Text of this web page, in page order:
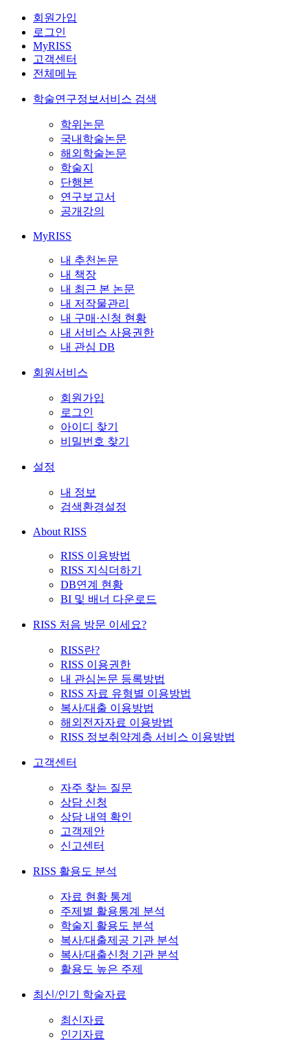
회원가입
로그인
MyRISS
고객센터
전체메뉴
학술연구정보서비스 검색
학위논문
국내학술논문
해외학술논문
학술지
단행본
연구보고서
공개강의
MyRISS
내 추천논문
내 책장
내 최근 본 논문
내 저작물관리
내 구매·신청 현황
내 서비스 사용권한
내 관심 DB
회원서비스
회원가입
로그인
아이디 찾기
비밀번호 찾기
설정
내 정보
검색환경설정
About RISS
RISS 이용방법
RISS 지식더하기
DB연계 현황
BI 및 배너 다운로드
RISS 처음 방문 이세요?
RISS란?
RISS 이용권한
내 관심논문 등록방법
RISS 자료 유형별 이용방법
복사/대출 이용방법
해외전자자료 이용방법
RISS 정보취약계층 서비스 이용방법
고객센터
자주 찾는 질문
상담 신청
상담 내역 확인
고객제안
신고센터
RISS 활용도 분석
자료 현황 통계
주제별 활용통계 분석
학술지 활용도 분석
복사/대출제공 기관 분석
복사/대출신청 기관 분석
활용도 높은 주제
최신/인기 학술자료
최신자료
인기자료